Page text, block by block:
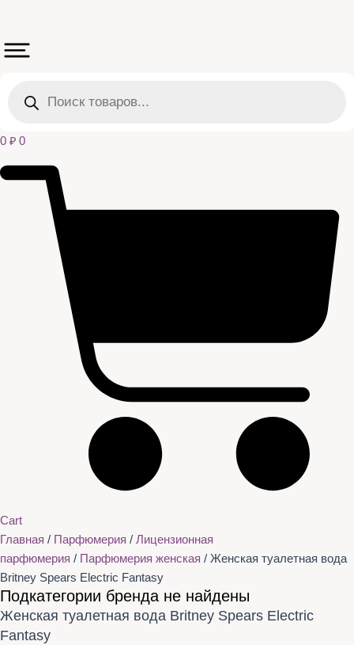
товаров
0 ₽ 0
Cart
Главная / Парфюмерия / Лицензионная
парфюмерия / Парфюмерия женская / Женская туалетная вода
Britney Spears Electric Fantasy
Подкатегории бренда не найдены
Женская туалетная вода Britney Spears Electric
Fantasy